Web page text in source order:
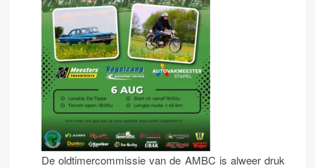
De oldtimercommissie van de AMBC is alweer druk